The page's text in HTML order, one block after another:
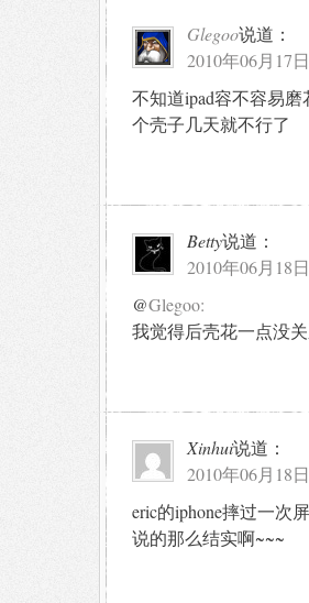
Glegoo说道：
2010年06月17
不知道ipad容不容易磨
个壳子几天就不行了
Betty说道：
2010年06月18
@Glegoo:
我觉得后壳花一点没
Xinhui说道：
2010年06月18
eric的iphone摔过一次
说的那么结实啊~~~